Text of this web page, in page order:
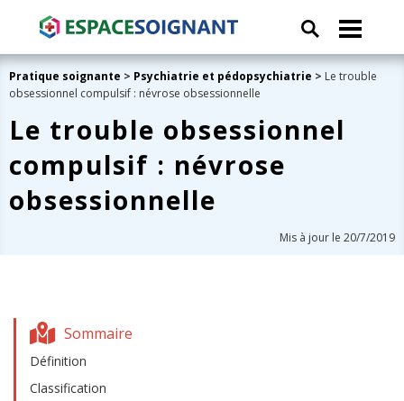
Pratique soignante > Psychiatrie et pédopsychiatrie > Le trouble
obsessionnel compulsif : névrose obsessionnelle
Le trouble obsessionnel
compulsif : névrose
obsessionnelle
Mis à jour le 20/7/2019
Sommaire
Définition
Classification